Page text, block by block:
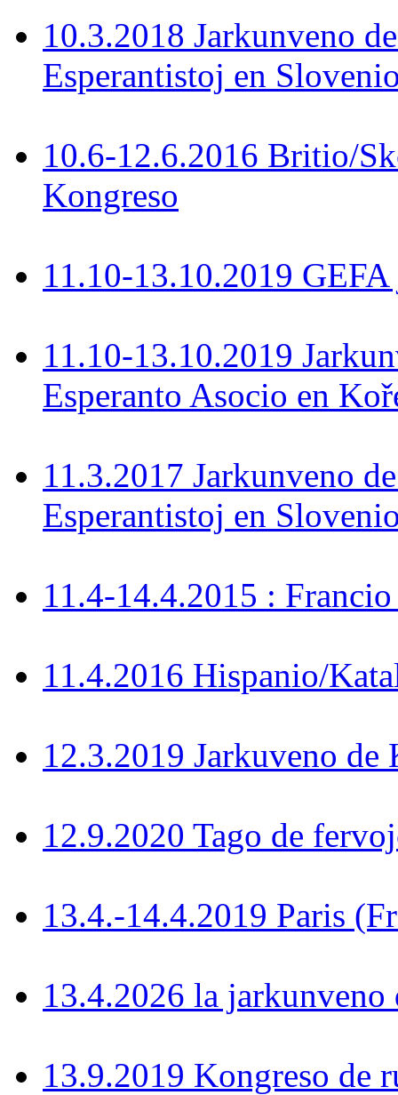
10.3.2018 Jarkunveno
Esperantistoj en
10.6-12.6.2016 Britio/
Kongreso
11.10-13.10.2019
11.10-13.10.2019
Esperanto Asocio en
11.3.2017 Jarkunveno
Esperantistoj en
11.4-14.4.2015 :
11.4.2016 Hispanio/
12.3.2019 Jarkuveno de
12.9.2020 Tago de
13.4.-14.4.2019 Paris
13.4.2026 la jarkunveno
13.9.2019 Kongreso de